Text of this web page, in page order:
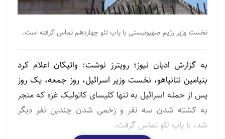
نخست وزیر رژیم صهیونیستی با پاپ لئو چهاردهم تماس گرفته است.
به گزارش ادیان نیوز؛ رویترز نوشت: واتیکان اعلام کرد
بنیامین نتانیاهو، نخست وزیر اسرائیل، روز جمعه، یک روز
پس از حمله اسرائیل به تنها کلیسای کاتولیک غزه که منجر
به کشته شدن سه نفر و زخمی شدن چندین نفر دیگر
شد، با پاپ لئو تماس گرفت.